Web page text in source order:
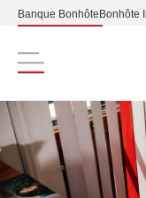
Banque Bonhôte Bonhôte